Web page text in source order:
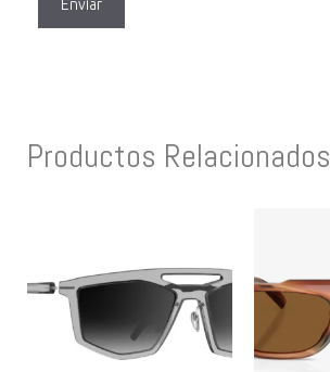
Productos Relacionados